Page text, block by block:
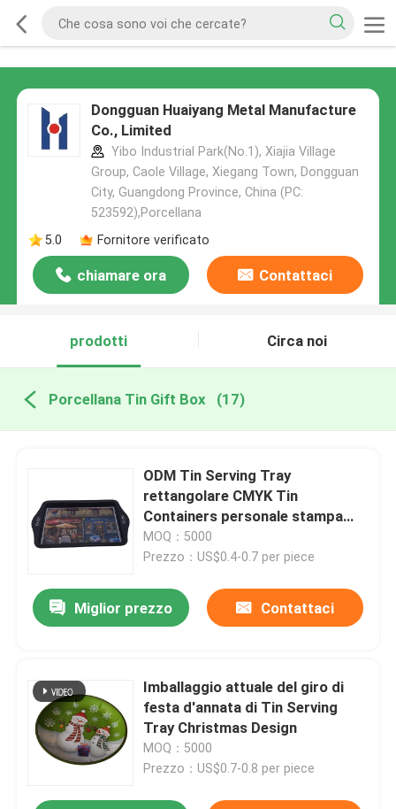
Dongguan Huaiyang Metal Manufacture
Co., Limited
Yibo Industrial Park(No.1), Xiajia Village
Group, Caole Village, Xiegang Town, Dongguan
City, Guangdong Province, China (PC:
523592),Porcellana
5.0
Fornitore verificato
chiamare ora Contattaci
prodotti Circa noi
Porcellana Tin Gift Box (17)
ODM Tin Serving Tray
rettangolare CMYK Tin
Containers personale stampa
dell'OEM
MOQ：5000
Prezzo：US$0.4-0.7 per piece
Miglior prezzo Contattaci
Imballaggio attuale del giro di
festa d'annata di Tin Serving
Tray Christmas Design
MOQ：5000
Prezzo：US$0.7-0.8 per piece